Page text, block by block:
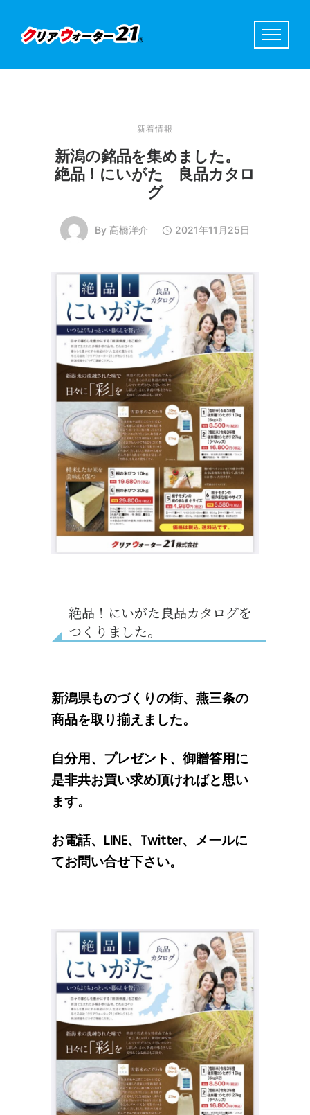
新着情報
新潟の銘品を集めました。
絶品！にいがた 良品カタロ
グ
By 髙橋洋介 2021年11月25日
絶品！にいがた良品カタログを
つくりました。
新潟県ものづくりの街、燕三条の
商品を取り揃えました。
自分用、プレゼント、御贈答用に
是非共お買い求め頂ければと思い
ます。
お電話、LINE、Twitter、メールに
てお問い合せ下さい。